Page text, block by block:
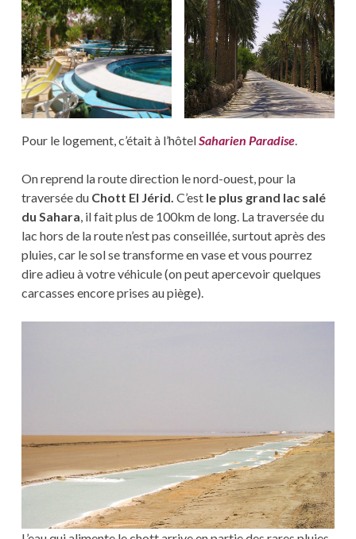
Pour le logement, c’était à l’hôtelSaharien Paradise.
On reprend la route direction le nord-ouest, pour la
traversée du Chott El Jérid. C’est le plus grand lac salé
du Sahara , il fait plus de 100km de long. La traversée du
lac hors de la route n’est pas conseillée, surtout après des
pluies, car le sol se transforme en vase et vous pourrez
dire adieu à votre véhicule (on peut apercevoir quelques
carcasses encore prises au piège).